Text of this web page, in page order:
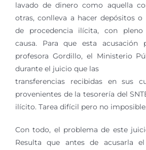
lavado de dinero como aquella
otras, conlleva a hacer depósitos
de procedencia ilícita, con
causa. Para que esta acusación
profesora Gordillo, el Ministerio
durante el juicio que las
transferencias recibidas en sus
provenientes de la tesorería del
ilícito. Tarea difícil pero no imposible.
Con todo, el problema de este
Resulta que antes de acusarla